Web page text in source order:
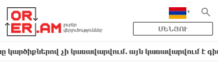
ՄԵՆՅՈՒ
չի կառավարվում. այն կառավարվում է